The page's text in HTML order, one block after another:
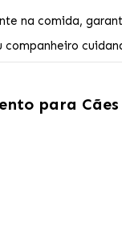
na comida,
para Cães